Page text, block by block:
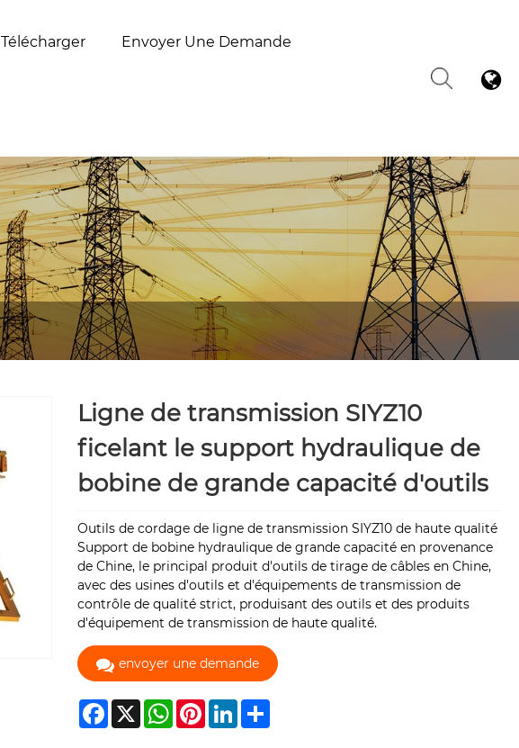
Télécharger Envoyer Une Demande
Ligne de transmission SIYZ10
ficelant le support hydraulique de
bobine de grande capacité d'outils
Outils de cordage de ligne de transmission SIYZ10 de haute qualité
Support de bobine hydraulique de grande capacité en provenance
de Chine, le principal produit d'outils de tirage de câbles en Chine,
avec des usines d'outils et d'équipements de transmission de
contrôle de qualité strict, produisant des outils et des produits
d'équipement de transmission de haute qualité.
envoyer une demande
Facebook
X WhatsApp
PinterestLinkedInShare